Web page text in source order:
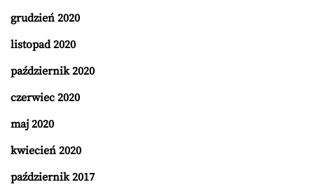
grudzień 2020
listopad 2020
październik 2020
czerwiec 2020
maj 2020
kwiecień 2020
październik 2017